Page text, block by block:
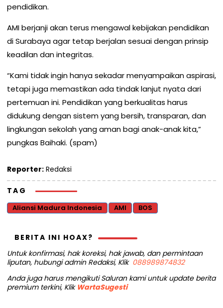
pendidikan.
AMI berjanji akan terus mengawal kebijakan pendidikan
di Surabaya agar tetap berjalan sesuai dengan prinsip
keadilan dan integritas.
“Kami tidak ingin hanya sekadar menyampaikan aspirasi,
tetapi juga memastikan ada tindak lanjut nyata dari
pertemuan ini. Pendidikan yang berkualitas harus
didukung dengan sistem yang bersih, transparan, dan
lingkungan sekolah yang aman bagi anak-anak kita,”
pungkas Baihaki. (spam)
Reporter: Redaksi
TAG
Aliansi Madura Indonesia AMI BOS
BERITA INI HOAX?
Untuk konfirmasi, hak koreksi, hak jawab, dan permintaan
liputan, hubungi admin Redaksi, Klik 088989874832
Anda juga harus mengikuti Saluran kami untuk update berita
premium terkini, Klik WartaSugesti